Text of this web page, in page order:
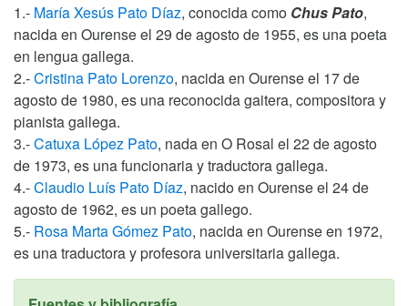
1.- María Xesús Pato Díaz, conocida como Chus Pato,
nacida en Ourense el 29 de agosto de 1955, es una poeta
en lengua gallega.
2.-Cristina Pato Lorenzo, nacida en Ourense el 17 de
agosto de 1980, es una reconocida gaitera, compositora y
pianista gallega.
3.-Catuxa López Pato, nada en O Rosal el 22 de agosto
de 1973, es una funcionaria y traductora gallega.
4.-Claudio Luís Pato Díaz, nacido en Ourense el 24 de
agosto de 1962, es un poeta gallego.
5.- Rosa Marta Gómez Pato, nacida en Ourense en 1972,
es una traductora y profesora universitaria gallega.